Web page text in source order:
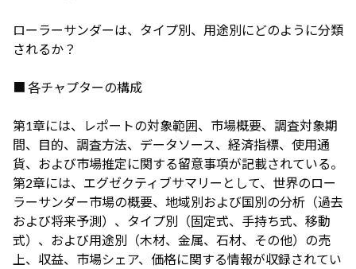
ローラーサンダーは、タイプ別、用途別にどのように分類
されるか？
■ 各チャプターの構成
第1章には、レポートの対象範囲、市場概要、調査対象期
間、目的、調査方法、データソース、経済指標、使用通
貨、および市場推定に関する留意事項が記載されている。
第2章には、エグゼクティブサマリーとして、世界のロー
ラーサンダー市場の概要、地域別および国別の分析（過去
および将来予測）、タイプ別（固定式、手持ち式、移動
式）、および用途別（木材、金属、石材、その他）の売
上、収益、市場シェア、価格に関する情報が収録されてい